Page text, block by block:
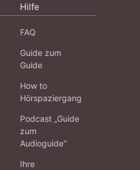
Hilfe
FAQ
Guide zum
Guide
How to
Hörspaziergang
Podcast „Guide
zum
Audioguide“
Ihre